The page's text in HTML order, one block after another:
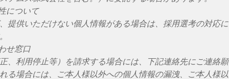
について
提供いただけない個人情報がある場合は、採用選考の対応に
せ窓口
、利用停止等）を請求する場合には、下記連絡先にご連絡願
る場合には、ご本人様以外への個人情報の漏洩、ご本人様以